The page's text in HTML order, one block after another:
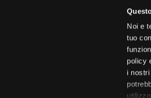
Noi e
tuo
policy
i